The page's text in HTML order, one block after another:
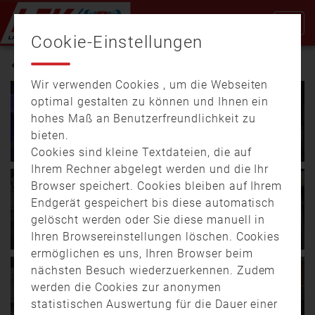
NÜRNBERG
14.11.21:10
01:28
Fliegerbombe: Evakuierung
ab 20:30 Uhr
Es ist die bisher größte
Evakuierungsaktion in
Nürnberg nach dem Fund
einer …
02.01.15:05
02:05
Über 600 Polizeieinsätze in
Silvesternacht
Ein Polizist wird von einer
Kugelbombe getroffen
und schwer verletzt. Ein
Haus …
14:43
01:36
Großbrand am Nürnberger
Hafen: Feuerwehr zeitnah
zur Stelle
Am Sonntagmittag, dem
22. September 2024,
brach im Nürnberger
Hafen in einem …
Bedarfsplanung vorgestellt:
Wo fehlt es bei der
Nürnberger Feuerwehr?
24. März im Nürnberger
Fachwerkhaus hatte
Feuer gefangen. 54 …
18.03.14:14
02:43
Großübung: Hunderte
Einsatzkräfte trainieren für
den Ernstfall – auch für die
28.02.14:34
Inetgrierte Leitstelle
Nürnberg sucht Nachwuchs:
Cookie-Einstellungen
Wir verwenden Cookies , um die Webseiten
optimal gestalten zu können und Ihnen ein
hohes Maß an Benutzerfreundlichkeit zu
bieten.
Cookies sind kleine Textdateien, die auf
Ihrem Rechner abgelegt werden und die Ihr
Browser speichert. Cookies bleiben auf Ihrem
Endgerät gespeichert bis diese automatisch
gelöscht werden oder Sie diese manuell in
Ihren Browsereinstellungen löschen. Cookies
ermöglichen es uns, Ihren Browser beim
nächsten Besuch wiederzuerkennen. Zudem
werden die Cookies zur anonymen
statistischen Auswertung für die Dauer einer